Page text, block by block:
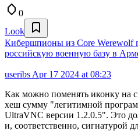
0
Look
Кибершпионы из Core Werewolf
российскую военную базу в
useribs Apr 17 2024 at 08:23
Как можно поменять иконку на
хеш сумму "легитимной
UltraVNC версии 1.2.0.5". Это
и, соответственно, сигнатурой